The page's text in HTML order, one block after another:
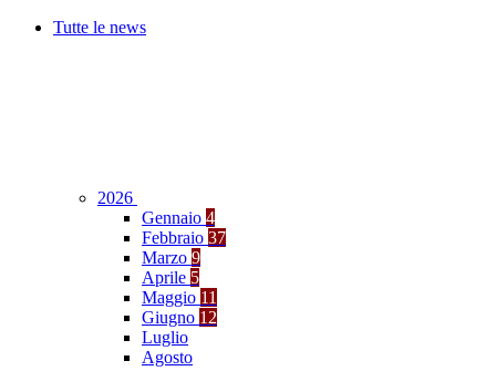
Tutte le news
2026
Gennaio 4
Febbraio 37
Marzo 9
Aprile 5
Maggio 11
Giugno 12
Luglio
Agosto